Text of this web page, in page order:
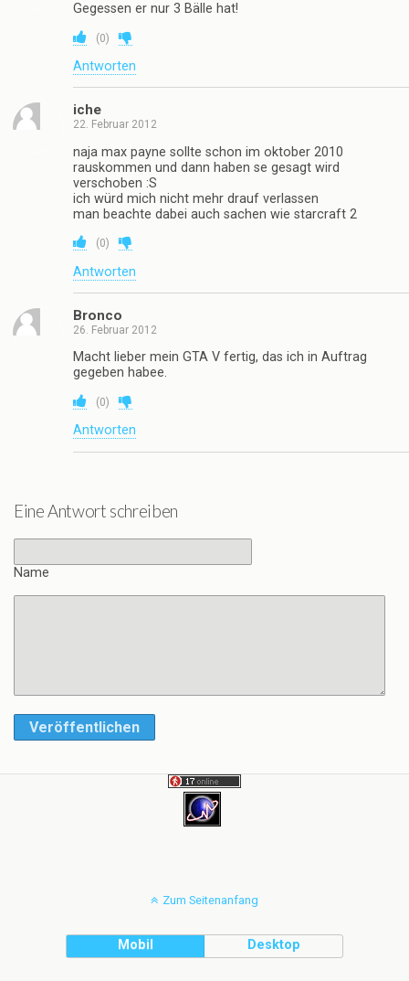
Gegessen er nur 3 Bälle hat!
(0)
Antworten
iche
22. Februar 2012
naja max payne sollte schon im oktober 2010
rauskommen und dann haben se gesagt wird
verschoben :S
ich würd mich nicht mehr drauf verlassen
man beachte dabei auch sachen wie starcraft 2
(0)
Antworten
Bronco
26. Februar 2012
Macht lieber mein GTA V fertig, das ich in Auftrag
gegeben habee.
(0)
Antworten
Eine Antwort schreiben
Name
Veröffentlichen
Zum Seitenanfang
Mobil Desktop